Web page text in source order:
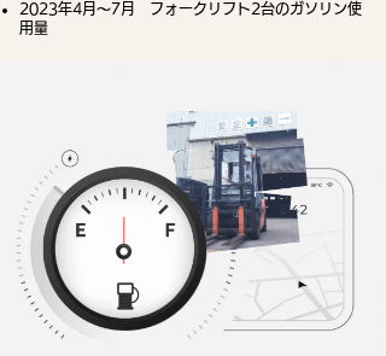
2023年4月～7月 フォークリフト2台のガソリン使
用量